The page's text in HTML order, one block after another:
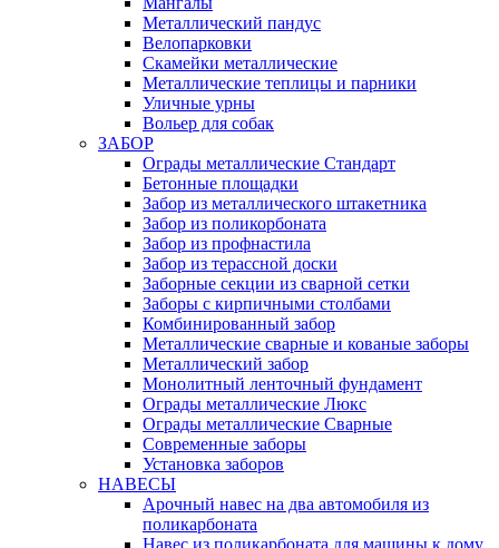
Металлический пандус
Велопарковки
Скамейки металлические
Металлические теплицы и парники
Уличные урны
Вольер для собак
ЗАБОР
Ограды металлические Стандарт
Бетонные площадки
Забор из металлического штакетника
Забор из поликорбоната
Забор из профнастила
Забор из терассной доски
Заборные секции из сварной сетки
Заборы с кирпичными столбами
Комбинированный забор
Металлические сварные и кованые заборы
Металлический забор
Монолитный ленточный фундамент
Ограды металлические Люкс
Ограды металлические Сварные
Современные заборы
Установка заборов
НАВЕСЫ
Арочный навес на два автомобиля из
поликарбоната
Навес из поликарбоната для машины к дому